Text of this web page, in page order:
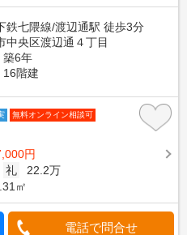
鉄七隈線/渡辺通駅 徒歩3分
中央区渡辺通４丁目
築6年
16階建
無料オンライン相談可
円
礼
22.2万
㎡
電話で問合せ